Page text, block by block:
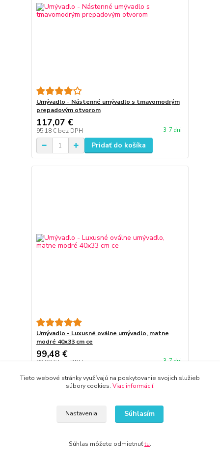
Umývadlo - Nástenné umývadlo s tmavomodrým
prepadovým otvorom
117,07 €
95,18 € bez DPH 3-7 dni
Pridať do košíka
Umývadlo - Luxusné oválne umývadlo, matne
modré 40x33 cm ce
99,48 €
80,88 €bez DPH 3-7 dni
Pridať do košíka
Tieto webové stránky využívajú na poskytovanie svojich služieb
súbory cookies. Viac informácií.
Nastavenia Súhlasím
Súhlas môžete odmietnuťtu.